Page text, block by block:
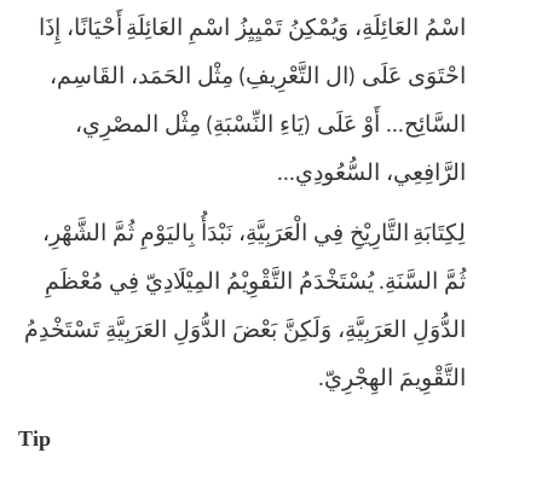
اسْمُ العَائِلَةِ، وَيُمْكِنُ تَمْيِيِزُ اسْمِ العَائِلَةِ أَحْيَانًا، إِذَا
احْتَوَى عَلَى ( ال التَّعْرِيفِ) مِثْل الحَمَد، القَاسِم،
السَّائِح... أَوْ عَلَى (يَاءِ النِّسْبَةِ) مِثْل المصْرِي،
الرَّافِعِي، السُّعُودِي...
لِكِتَابَةِ التَّارِيْخِ فِي الْعَرَبِيَّةِ، نَبْدَأُ بِاليَوْمِ ثُمَّ الشَّهْرِ،
ثُمَّ السَّنَةِ.يُسْتَخْدَمُ التَّقْوِيْمُ المِيْلَادِيّ فِي مُعْظَمِ
الدُّوَلِ العَرَبِيَّةِ، وَلَكِنَّ بَعْضَ الدُّوَلِ العَرَبِيَّةِ تَسْتَخْدِمُ
التَّقْوِيمَ الهِجْرِيّ.
Tip